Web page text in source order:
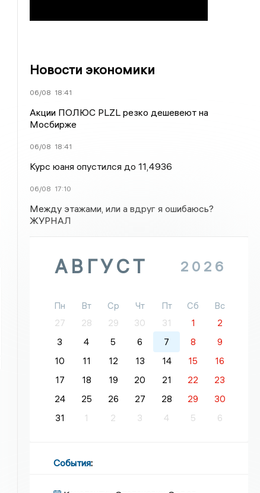
Новости экономики
06/08 18:41
Акции ПОЛЮС PLZL резко дешевеют на
Мосбирже
06/08 18:41
Курс юаня опустился до 11,4936
06/08 17:10
Между этажами, или а вдруг я ошибаюсь?
ЖУРНАЛ
АВГУСТ 2026
Пн Вт Ср Чт Пт Сб
Вс
27
28 29 30 31 1
2
3
4 5 6 7 8
9
10
11 12 13 14 15
16
17
18 19 20 21 22
23
24
25 26 27 28 29
30
31
1 2 3 4 5 6
События: